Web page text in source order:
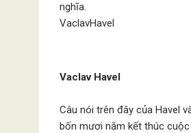
nghĩa.
VaclavHavel
Vaclav Havel
Câu nói trên đây của Havel
bốn mươi năm kết thúc